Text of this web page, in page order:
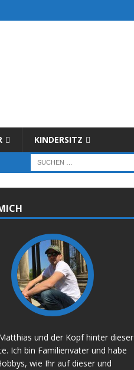
KINDERSITZ
und der Kopf hinter dieser
Ich bin Familienvater und habe
wie Ihr auf dieser und